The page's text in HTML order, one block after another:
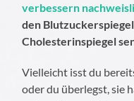
verbessern
den
Cholesterinspiegel
Vielleicht isst du
oder du überlegst, sie